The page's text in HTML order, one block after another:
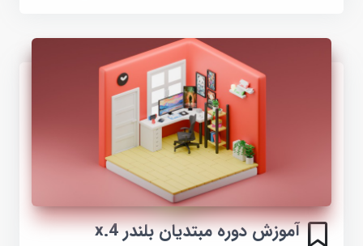
آموزش دوره مبتدیان بلندر 4.x